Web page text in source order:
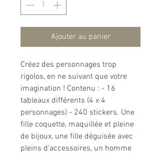
Ajouter au panier
Créez des personnages trop
rigolos, en ne suivant que votre
imagination ! Contenu : - 16
tableaux différents (4 x 4
personnages) - 240 stickers. Une
fille coquette, maquillée et pleine
de bijoux, une fille déguisée avec
pleins d'accessoires, un homme